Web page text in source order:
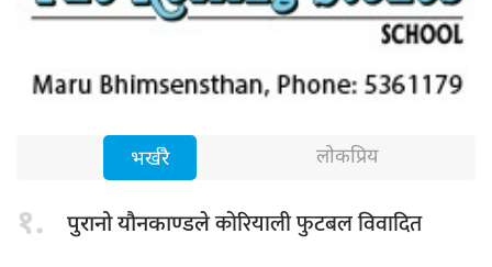
भर्खरै लोकप्रिय
१. पुरानो यौनकाण्डलेकोरियाली फुटबल विवादित